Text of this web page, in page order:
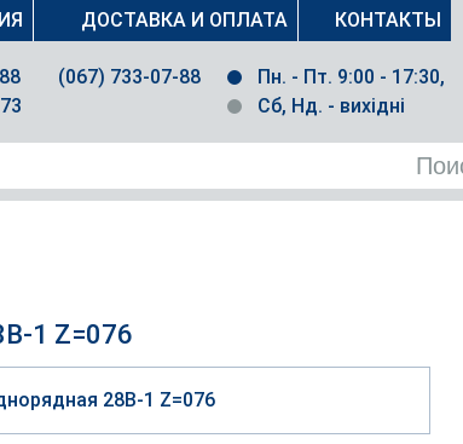
ДОСТАВКА И ОПЛАТА КОНТАКТЫ
(067) 733-07-88
Пн. - Пт. 9:00 - 17:30,
Сб, Нд. - вихідні
1 Z=076